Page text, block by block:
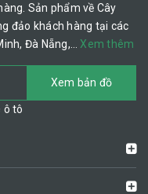
Sản phẩm về Cây
đảo khách hàng tại các
Đà Nẵng,… Xem thêm
Xem bản đồ
ô tô